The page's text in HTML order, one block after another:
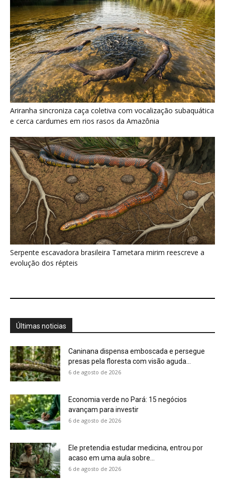
Serpente escavadora brasileira Tametara mirim reescreve a
evolução dos répteis
Últimas noticias
Caninana dispensa emboscada e persegue
presas pela floresta com visão aguda...
6 de agosto de 2026
Economia verde no Pará: 15 negócios
avançam para investir
6 de agosto de 2026
Ela atravessou durante quatro meses uma
6 de agosto de 2026
6 de agosto de 2026